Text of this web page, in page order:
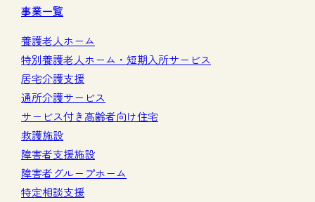
事業一覧
養護老人ホーム
特別養護老人ホーム・短期入所サービス
居宅介護支援
通所介護サービス
サービス付き高齢者向け住宅
救護施設
障害者支援施設
障害者グループホーム
特定相談支援